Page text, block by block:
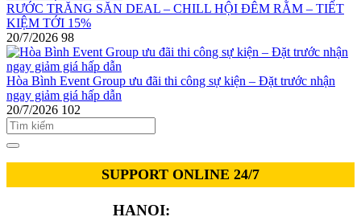
RƯỚC TRĂNG SĂN DEAL – CHILL HỘI ĐÊM RẰM – TIẾT
KIỆM TỚI 15%
20/7/2026 98
Hòa Bình Event Group ưu đãi thi công sự kiện – Đặt trước nhận
ngay giảm giá hấp dẫn
20/7/2026 102
SUPPORT ONLINE 24/7
HANOI: